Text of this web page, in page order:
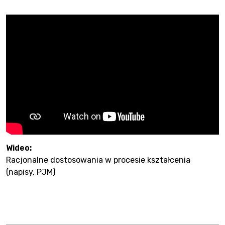
Wideo:
Racjonalne dostosowania w procesie kształcenia
(napisy, PJM)